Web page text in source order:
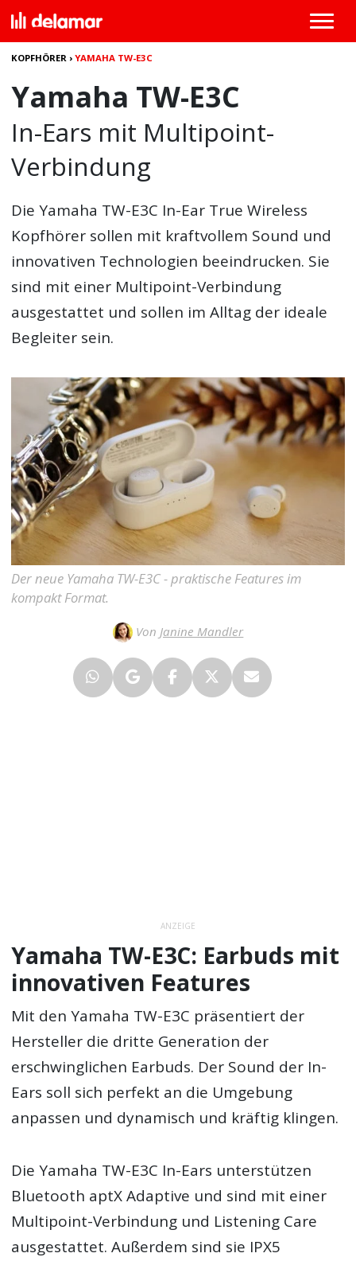
KOPFHÖRER ›YAMAHA TW-E3C
Yamaha TW-E3C
In-Ears mit Multipoint-
Verbindung
DieYamaha TW-E3C In-Ear True Wireless
Kopfhörer sollen mit kraftvollem Sound und
innovativen Technologien beeindrucken. Sie
sind mit einer Multipoint-Verbindung
ausgestattet und sollen im Alltag der ideale
Begleiter sein.
Der neue Yamaha TW-E3C - praktische Features im
kompakt Format.
Von Janine Mandler
ANZEIGE
Yamaha TW-E3C: Earbuds mit
innovativen Features
Mit den Yamaha TW-E3C präsentiert der
Hersteller die dritte Generation der
erschwinglichen Earbuds. Der Sound der In-
Ears soll sich perfekt an die Umgebung
anpassen und dynamisch und kräftig klingen.
Die Yamaha TW-E3C In-Ears unterstützen
Bluetooth aptX Adaptive und sind mit einer
Multipoint-Verbindung und Listening Care
ausgestattet. Außerdem sind sie IPX5